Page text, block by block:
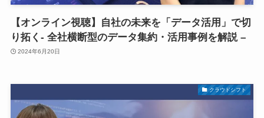
【オンライン視聴】自社の未来を「データ活用」で切
り拓く- 全社横断型のデータ集約・活用事例を解説 –
2024年6月20日
クラウドシフト